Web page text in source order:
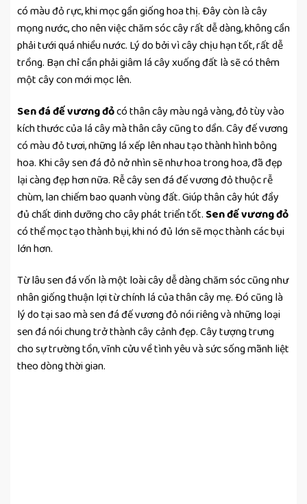
có màu đỏ rực, khi mọc gần giống hoa thị. Đây còn là cây
mọng nước, cho nên việc chăm sóc cây rất dễ dàng, không cần
phải tưới quá nhiều nước. Lý do bởi vì cây chịu hạn tốt, rất dễ
trồng. Bạn chỉ cần phải giâm lá cây xuống đất là sẽ có thêm
một cây con mới mọc lên.
Sen đá đế vương đỏcó thân cây màu ngả vàng, đỏ tùy vào
kích thước của lá cây mà thân cây cũng to dần. Cây đế vương
có màu đỏ tươi, những lá xếp lên nhau tạo thành hình bông
hoa. Khi cây sen đá đỏ nở nhìn sẽ như hoa trong hoa, đã đẹp
lại càng đẹp hơn nữa. Rễ cây sen đá đế vương đỏ thuộc rễ
chùm, lan chiếm bao quanh vùng đất. Giúp thân cây hút đầy
đủ chất dinh dưỡng cho cây phát triển tốt. Sen đế vương đỏ
có thể mọc tạo thành bụi, khi nó đủ lớn sẽ mọc thành các bụi
lớn hơn.
Từ lâu sen đá vốn là một loài cây dễ dàng chăm sóc cũng như
nhân giống thuận lợi từ chính lá của thân cây mẹ. Đó cũng là
lý do tại sao mà sen đá đế vương đỏ nói riêng và những loại
sen đá nói chung trở thành cây cảnh đẹp. Cây tượng trưng
cho sự trường tồn, vĩnh cửu về tình yêu và sức sống mãnh liệt
theo dòng thời gian.